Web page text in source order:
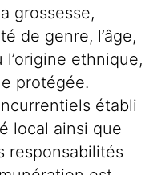
grossesse,
de genre, l’âge,
ethnique,
protégée.
établi
local ainsi que
responsabilités